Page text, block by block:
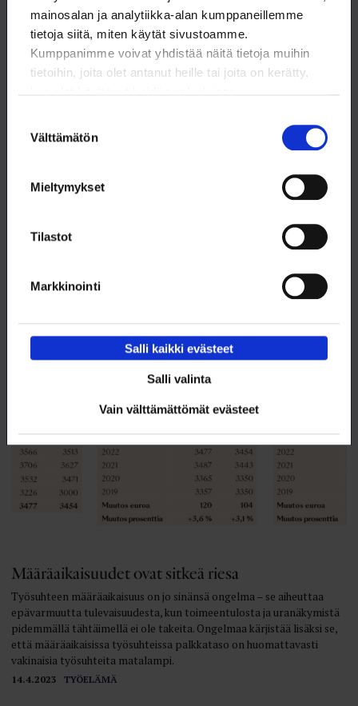
mainosalan ja analytiikka-alan kumppaneillemme
tietoja siitä, miten käytät sivustoamme.
Kumppanimme voivat yhdistää näitä tietoja muihin
tietoihin, joita olet antanut heille tai joita on kerätty,
valinta
Välttämätön
Mieltymykset
Tilastot
Markkinointi
Salli kaikki evästeet
Salli valinta
Vain välttämättömät evästeet
Pääkirjoitus: Työelämän tasa-arvoloikka
työntekijäpuolen tavoitteleman yhdenvertaisuuden ja tasa-arvon
toteutumista työmarkkinoilla – ja samalla myös perhe-elämässä.
14.4.2023 TYÖELÄMÄ
Määräaikaisuudet ovat sitkeä riesa
Työsuhteen määräaikaisuus on jo sinänsä ongelma – se aiheuttaa
epävarmuutta tulevaisuudesta, kun toimeentulosta ja uranäkymistä
pidemmällä tähtäimellä ei ole takeita. Ongelmaa kärjistää lisäksi se,
että määräaikaisissa työsuhteissa palkkataso on huomattavasti
vakinaisia työsuhteita matalampi.